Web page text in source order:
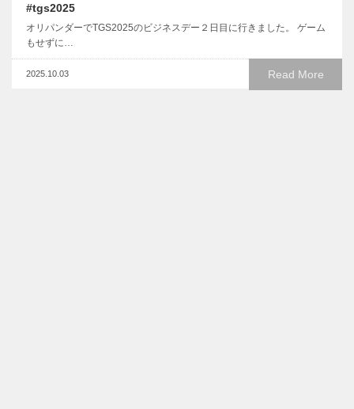
#tgs2025
オリパンダーでTGS2025のビジネスデー２日目に行きました。 ゲーム
もせずに…
Read More
2025.10.03